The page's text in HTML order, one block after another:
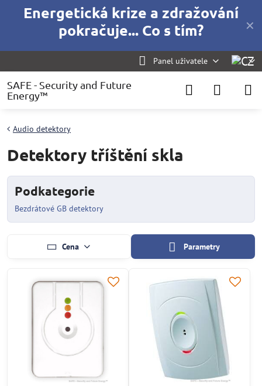
✕
Energetická krize a zdražování
pokračuje... Co s tím?
Panel uživatele
SAFE - Security and Future
Energy™
Audio detektory
Detektory tříštění skla
Podkategorie
Bezdrátové GB detektory
Cena Parametry